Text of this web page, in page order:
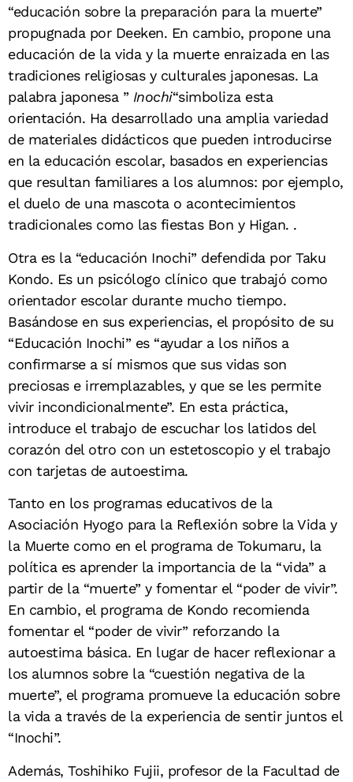
“educación sobre la preparación para la muerte”
propugnada por Deeken. En cambio, propone una
educación de la vida y la muerte enraizada en las
tradiciones religiosas y culturales japonesas. La
palabra japonesa ” Inochi“simboliza esta
orientación. Ha desarrollado una amplia variedad
de materiales didácticos que pueden introducirse
en la educación escolar, basados en experiencias
que resultan familiares a los alumnos: por ejemplo,
el duelo de una mascota o acontecimientos
tradicionales como las fiestas Bon y Higan. .
Otra es la “educación Inochi” defendida por Taku
Kondo. Es un psicólogo clínico que trabajó como
orientador escolar durante mucho tiempo.
Basándose en sus experiencias, el propósito de su
“Educación Inochi” es “ayudar a los niños a
confirmarse a sí mismos que sus vidas son
preciosas e irremplazables, y que se les permite
vivir incondicionalmente”. En esta práctica,
introduce el trabajo de escuchar los latidos del
corazón del otro con un estetoscopio y el trabajo
con tarjetas de autoestima.
Tanto en los programas educativos de la
Asociación Hyogo para la Reflexión sobre la Vida y
la Muerte como en el programa de Tokumaru, la
política es aprender la importancia de la “vida” a
partir de la “muerte” y fomentar el “poder de vivir”.
En cambio, el programa de Kondo recomienda
fomentar el “poder de vivir” reforzando la
autoestima básica. En lugar de hacer reflexionar a
los alumnos sobre la “cuestión negativa de la
muerte”, el programa promueve la educación sobre
la vida a través de la experiencia de sentir juntos el
“Inochi”.
Además, Toshihiko Fujii, profesor de la Facultad de